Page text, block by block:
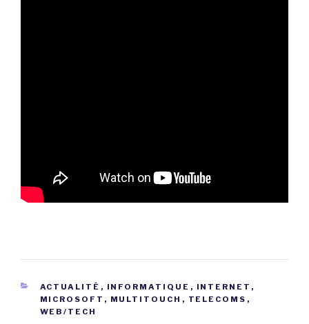
CATÉGORIES
ACTUALITÉ , INFORMATIQUE , INTERNET ,
MICROSOFT , MULTITOUCH , TELECOMS ,
WEB/TECH